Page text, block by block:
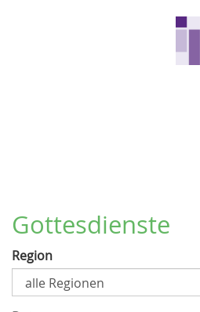
zum
Inhalt
Gottesdienste
Region